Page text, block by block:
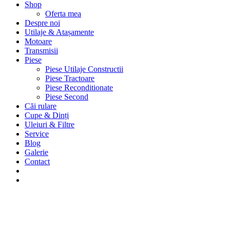
Shop
Oferta mea
Despre noi
Utilaje & Atașamente
Motoare
Transmisii
Piese
Piese Utilaje Constructii
Piese Tractoare
Piese Reconditionate
Piese Second
Căi rulare
Cupe & Dinți
Uleiuri & Filtre
Service
Blog
Galerie
Contact